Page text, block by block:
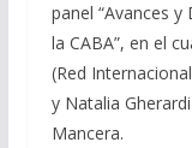
panel “Avances y
la CABA”, en el
(Red
y Natalia
Mancera.